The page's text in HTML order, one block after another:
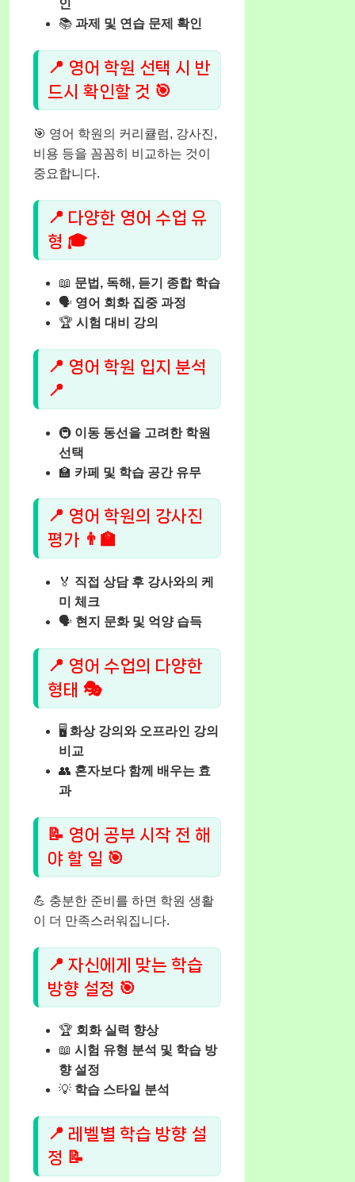
인
📚 과제 및 연습 문제 확인
📍 영어 학원 선택 시 반
드시 확인할 것 🎯
🎯 영어 학원의 커리큘럼, 강사진,
비용 등을 꼼꼼히 비교하는 것이
중요합니다.
📍 다양한 영어 수업 유
형 🎓
📖 문법, 독해, 듣기 종합 학습
🗣️ 영어 회화 집중 과정
🏆 시험 대비 강의
📍 영어 학원 입지 분석
📍
🚇 이동 동선을 고려한 학원
선택
🏫 카페 및 학습 공간 유무
📍 영어 학원의 강사진
평가 👨‍🏫
🏅 직접 상담 후 강사와의 케
미 체크
🗣️ 현지 문화 및 억양 습득
📍 영어 수업의 다양한
형태 🎭
🖥️ 화상 강의와 오프라인 강의
비교
👥 혼자보다 함께 배우는 효
과
📝 영어 공부 시작 전 해
야 할 일 🎯
💪 충분한 준비를 하면 학원 생활
이 더 만족스러워집니다.
📍 자신에게 맞는 학습
방향 설정 🎯
🏆 회화 실력 향상
📖 시험 유형 분석 및 학습 방
향 설정
💡 학습 스타일 분석
📍 레벨별 학습 방향 설
정 📝